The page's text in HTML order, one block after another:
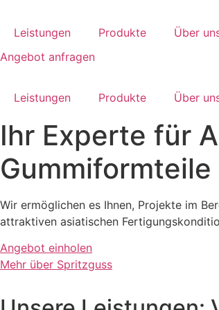
Inhalt
springen
Leistungen Produkte
Über
Angebot anfragen
Leistungen Produkte Über
Ihr Experte für
Gummiformteile
Wir ermöglichen es Ihnen, Projekte im
attraktiven asiatischen
Angebot einholen
Mehr über Spritzguss